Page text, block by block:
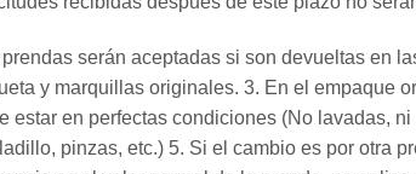
prendas serán aceptadas si son devueltas en
y marquillas originales. 3. En el empaque
estar en perfectas condiciones (No lavadas,
pinzas, etc.) 5. Si el cambio es por otra